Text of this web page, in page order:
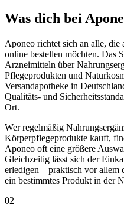
Was dich bei
Aponeo richtet sich an alle, die
online bestellen möchten. Das
Arzneimitteln über
Pflegeprodukten und
Versandapotheke in
Qualitäts- und
Ort.
Wer regelmäßig
Körperpflegeprodukte kauft,
Aponeo oft eine größere
Gleichzeitig lässt sich der
erledigen – praktisch vor allem
ein bestimmtes Produkt in der
02